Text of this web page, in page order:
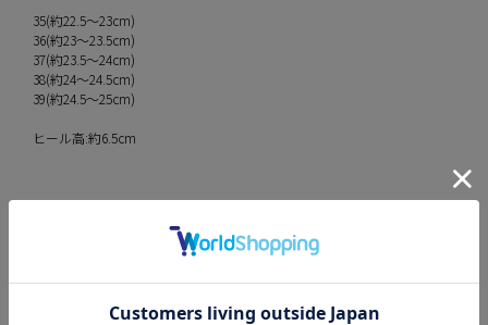
35(約22.5～23cm)
36(約23～23.5cm)
37(約23.5～24cm)
38(約24～24.5cm)
39(約24.5～25cm)
ヒール高:約6.5cm